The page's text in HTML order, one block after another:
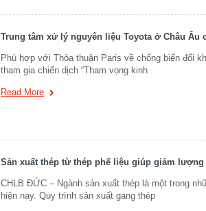
Trung tâm xử lý nguyên liệu Toyota ở Châu Âu
Phù hợp với Thỏa thuận Paris về chống biến đổi
tham gia chiến dịch “Tham vọng kinh
Read More
Sản xuất thép từ thép phế liệu giúp giảm lượng
CHLB ĐỨC – Ngành sản xuất thép là một trong
hiện nay. Quy trình sản xuất gang thép